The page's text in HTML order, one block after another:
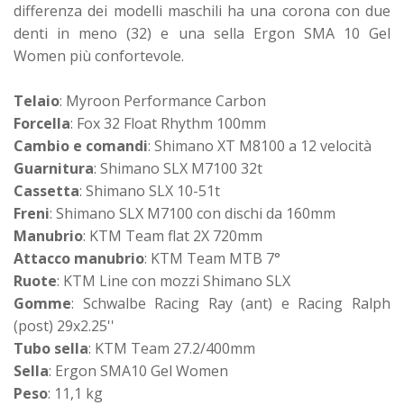
differenza dei modelli maschili ha una corona con due
denti in meno (32) e una sella Ergon SMA 10 Gel
Women più confortevole.
Telaio: Myroon Performance Carbon
Forcella: Fox 32 Float Rhythm 100mm
Cambio e comandi: Shimano XT M8100 a 12 velocità
Guarnitura: Shimano SLX M7100 32t
Cassetta: Shimano SLX 10-51t
Freni: Shimano SLX M7100 con dischi da 160mm
Manubrio: KTM Team flat 2X 720mm
Attacco manubrio: KTM Team MTB 7°
Ruote: KTM Line con mozzi Shimano SLX
Gomme: Schwalbe Racing Ray (ant) e Racing Ralph
(post) 29x2.25''
Tubo sella: KTM Team 27.2/400mm
Sella: Ergon SMA10 Gel Women
Peso: 11,1 kg